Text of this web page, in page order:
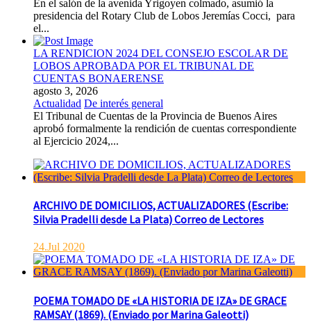
En el salón de la avenida Yrigoyen colmado, asumió la
presidencia del Rotary Club de Lobos Jeremías Cocci, para
el...
LA RENDICION 2024 DEL CONSEJO ESCOLAR DE
LOBOS APROBADA POR EL TRIBUNAL DE
CUENTAS BONAERENSE
agosto 3, 2026
Actualidad De interés general
El Tribunal de Cuentas de la Provincia de Buenos Aires
aprobó formalmente la rendición de cuentas correspondiente
al Ejercicio 2024,...
ARCHIVO DE DOMICILIOS, ACTUALIZADORES (Escribe:
Silvia Pradelli desde La Plata) Correo de Lectores
24.Jul 2020
POEMA TOMADO DE «LA HISTORIA DE IZA» DE GRACE
RAMSAY (1869). (Enviado por Marina Galeotti)